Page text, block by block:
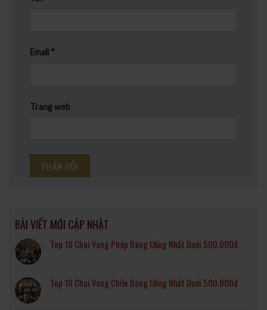
Email *
Trang web
BÀI VIẾT MỚI CẬP NHẬT
Top 10 Chai Vang Pháp Đáng Uống Nhất Dưới 500.000đ
Top 10 Chai Vang Chile Đáng Uống Nhất Dưới 500.000đ